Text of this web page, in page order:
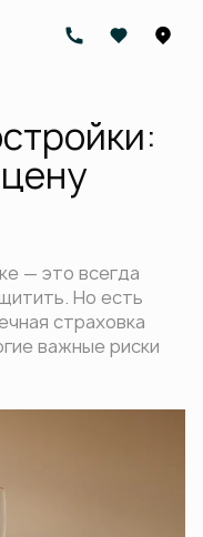
— это всегда
Но есть
страховка
важные риски